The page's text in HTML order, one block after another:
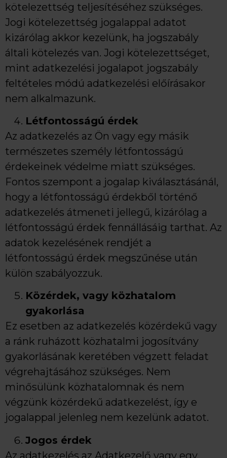
kötelezettség teljesítéséhez szükséges.
Jogi kötelezettség jogalappal adatot
kizárólag akkor kezelünk, ha jogszabály
általi kötelezés van. Jogi kötelezettséget,
mint adatkezelési jogalapot jogszabály
feltételes módú adatkezelési előírásakor
nem alkalmazunk.
Létfontosságú érdek
Az adatkezelés az Ön vagy egy másik
természetes személy létfontosságú
érdekeinek védelme miatt szükséges.
Fontos szempont a jogalap kiválasztásánál,
hogy a létfontosságú érdekből történő
adatkezelés átmeneti jellegű, kizárólag a
létfontosságú érdek fennállásáig tarthat. Az
adatok kezelésének rendjét a
létfontosságú érdek megszűnése után
külön szabályozzuk.
Közérdek, vagy közhatalom
gyakorlása
Ez esetben az adatkezelés közérdekű vagy
a ránk ruházott közhatalmi jogosítvány
gyakorlásának keretében végzett feladat
végrehajtásához szükséges. Nem
minősülünk közhatalomnak és nem
végzünk közérdekű adatkezelést, így e
jogalappal jelenleg nem kezelünk adatot.
Jogos érdek
Az adatkezelés az Adatkezelő vagy egy